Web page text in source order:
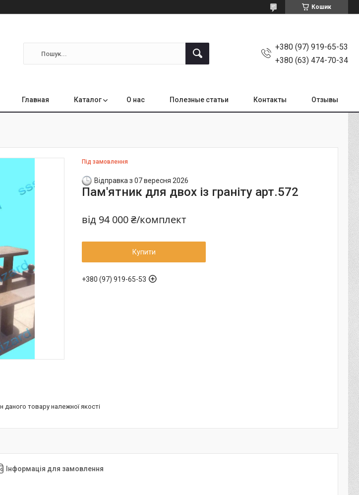
Кошик
+380 (97) 919-65-53
+380 (63) 474-70-34
Главная Каталог О нас Полезные статьи Контакты Отзывы
Під замовлення
Відправка з 07 вересня 2026
Пам'ятник для двох із граніту арт.572
від 94 000 ₴/комплект
Купити
+380 (97) 919-65-53
даного товару належної якості
Інформація для замовлення